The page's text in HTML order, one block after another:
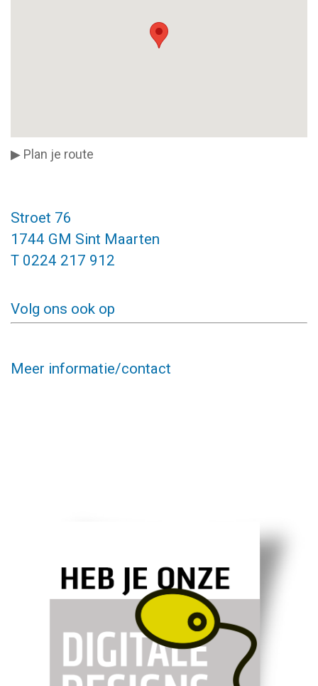
▶ Plan je route
Stroet 76
1744 GM Sint Maarten
T 0224 217 912
Volg ons ook op
Meer informatie/contact